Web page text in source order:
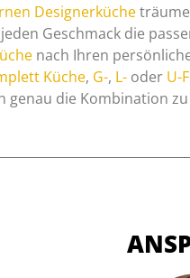
Designerküche
Geschmack die
nach Ihren
Küche, G-, L-oder U-
genau die Kombination